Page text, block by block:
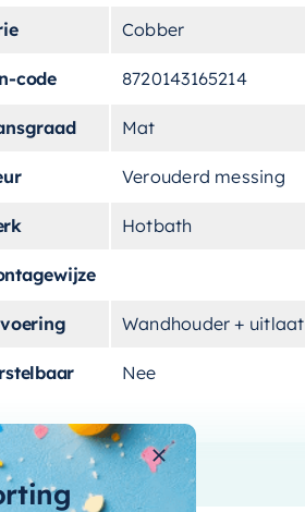
Cobber
code 8720143165214
Mat
Verouderd messing
Hotbath
Wandhouder + uitlaat
Nee